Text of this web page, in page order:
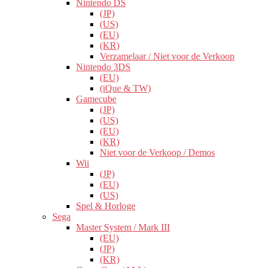
Nintendo DS
(JP)
(US)
(EU)
(KR)
Verzamelaar / Niet voor de Verkoop
Nintendo 3DS
(EU)
(iQue & TW)
Gamecube
(JP)
(US)
(EU)
(KR)
Niet voor de Verkoop / Demos
Wii
(JP)
(EU)
(US)
Spel & Horloge
Sega
Master System / Mark III
(EU)
(JP)
(KR)